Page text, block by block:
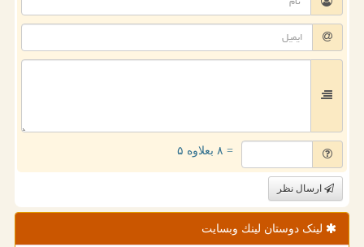
= ۸ بعلاوه ۵
ارسال نظر
لینک دوستان لینك وبسایت